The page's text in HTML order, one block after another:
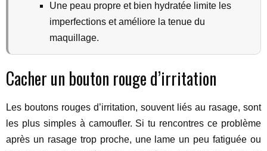
Une peau propre et bien hydratée limite les
imperfections et améliore la tenue du
maquillage.
Cacher un bouton rouge d’irritation
Les boutons rouges d’irritation, souvent liés au rasage, sont
les plus simples à camoufler. Si tu rencontres ce problème
après un rasage trop proche, une lame un peu fatiguée ou